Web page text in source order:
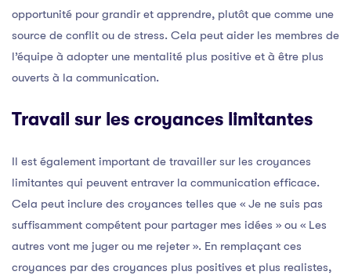
opportunité pour grandir et apprendre, plutôt que comme une
source de conflit ou de stress. Cela peut aider les membres de
l’équipe à adopter une mentalité plus positive et à être plus
ouverts à la communication.
Travail sur les croyances limitantes
Il est également important de travailler sur les croyances
limitantes qui peuvent entraver la communication efficace.
Cela peut inclure des croyances telles que « Je ne suis pas
suffisamment compétent pour partager mes idées » ou « Les
autres vont me juger ou me rejeter ». En remplaçant ces
croyances par des croyances plus positives et plus realistes,